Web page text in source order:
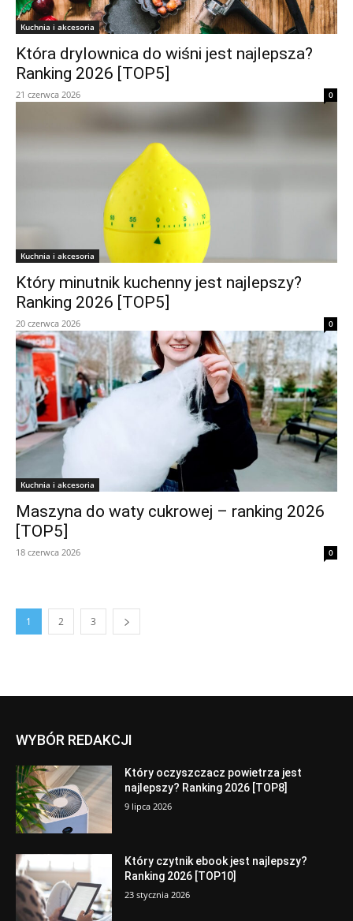
Kuchnia i akcesoria
Która drylownica do wiśni jest najlepsza?
Ranking 2026 [TOP5]
21 czerwca 2026 0
Kuchnia i akcesoria
Który minutnik kuchenny jest najlepszy?
Ranking 2026 [TOP5]
20 czerwca 2026 0
Kuchnia i akcesoria
Maszyna do waty cukrowej – ranking 2026
[TOP5]
18 czerwca 2026 0
1 2 3
WYBÓR REDAKCJI
Który oczyszczacz powietrza jest
najlepszy? Ranking 2026 [TOP8]
9 lipca 2026
Który czytnik ebook jest najlepszy?
Ranking 2026 [TOP10]
23 stycznia 2026